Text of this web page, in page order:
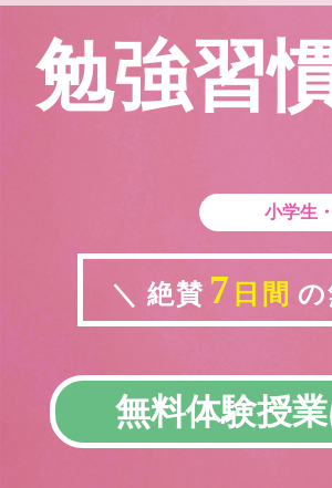
勉強習
小学生
＼ 絶賛 7 日間
無料体験授